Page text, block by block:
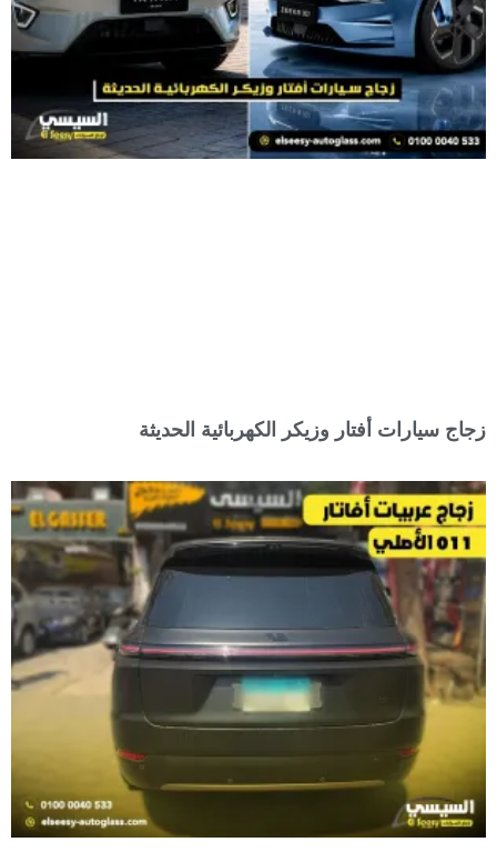
زجاج سيارات أفتار وزيكر الكهربائية الحديثة